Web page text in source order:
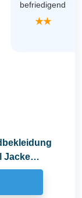
befriedigend
★★
Jacke